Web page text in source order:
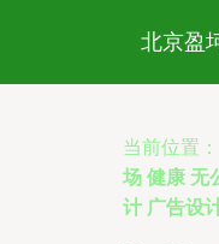
北京盈
当前位置：
场 健康 无
计 广告设